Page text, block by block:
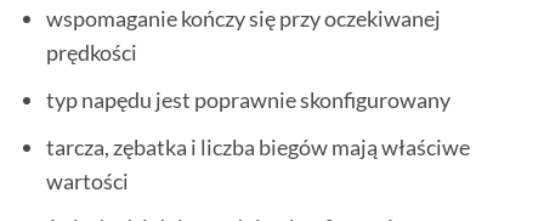
wspomaganie kończy się przy oczekiwanej
prędkości
typ napędu jest poprawnie skonfigurowany
tarcza, zębatka i liczba biegów mają właściwe
wartości